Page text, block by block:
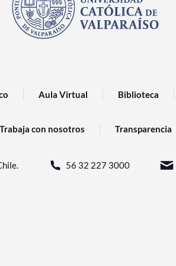
Aula Virtual Biblioteca
Trabaja con nosotros Transparencia
56 32 227 3000